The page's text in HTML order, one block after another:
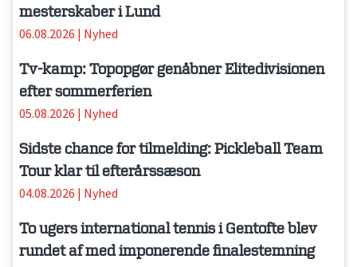
mesterskaber i Lund
06.08.2026 | Nyhed
Tv-kamp: Topopgør genåbner Elitedivisionen
efter sommerferien
05.08.2026 | Nyhed
Sidste chance for tilmelding: Pickleball Team
Tour klar til efterårssæson
04.08.2026 | Nyhed
To ugers international tennis i Gentofte blev
rundet af med imponerende finalestemning